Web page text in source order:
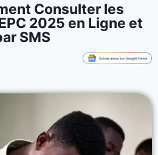
Consulter les
2025 en Ligne et
SMS